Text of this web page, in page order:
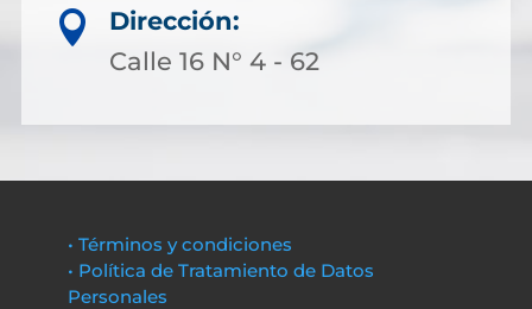

Dirección:
Calle 16 N° 4 - 62
• Términos y condiciones
• Política de Tratamiento de Datos
Personales